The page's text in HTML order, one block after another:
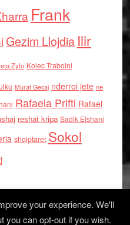
Frank
Gezim Llojdia Ilir
Zylo Kolec Traboini
Murat Gecaj nderroi jete ne
Rafaela Prifti Rafael
reshat kripa Sadik Elshani
shqiptaret Sokol
your experience. We'll
you can opt-out if you wish.